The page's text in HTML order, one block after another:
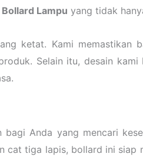
Bollard Lampu yang tidak
ketat. Kami memastikan
Selain itu, desain
bagi Anda yang mencari
cat tiga lapis, bollard ini siap